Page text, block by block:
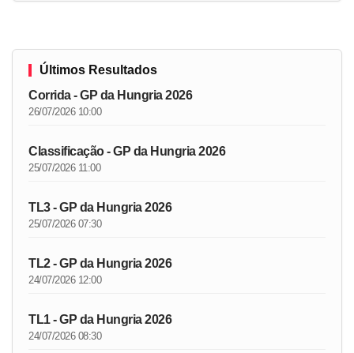
Últimos Resultados
Corrida - GP da Hungria 2026
26/07/2026 10:00
Classificação - GP da Hungria 2026
25/07/2026 11:00
TL3 - GP da Hungria 2026
25/07/2026 07:30
TL2 - GP da Hungria 2026
24/07/2026 12:00
TL1 - GP da Hungria 2026
24/07/2026 08:30